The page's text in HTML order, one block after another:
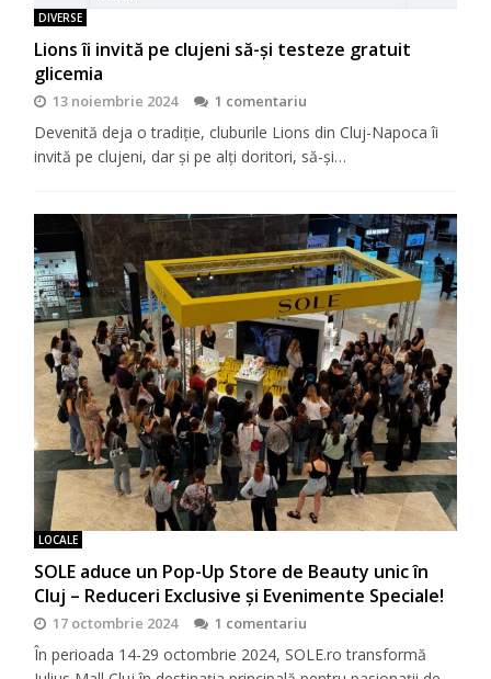
DIVERSE
Lions îi invită pe clujeni să-şi testeze gratuit
glicemia
13 noiembrie 2024 1 comentariu
Devenită deja o tradiţie, cluburile Lions din Cluj-Napoca îi
invită pe clujeni, dar şi pe alţi doritori, să-şi…
LOCALE
SOLE aduce un Pop-Up Store de Beauty unic în
Cluj – Reduceri Exclusive și Evenimente Speciale!
17 octombrie 2024 1 comentariu
În perioada 14-29 octombrie 2024, SOLE.ro transformă